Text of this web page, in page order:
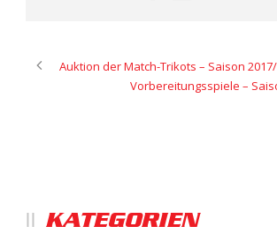
Auktion der Match-Trikots – Saison
Vorbereitungsspiele –
KATEGORIEN